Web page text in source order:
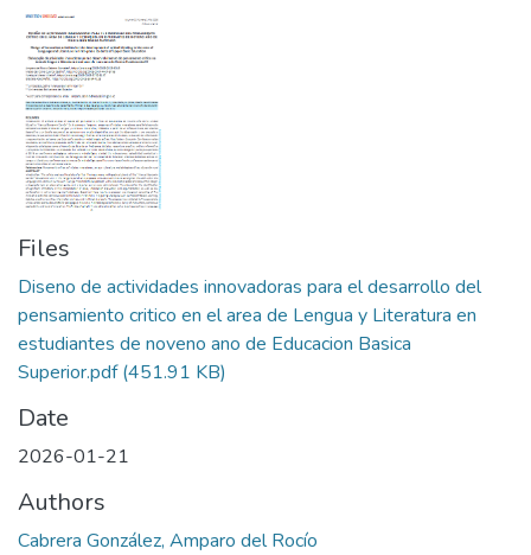
Files
Diseno de actividades innovadoras para el desarrollo del
pensamiento critico en el area de Lengua y Literatura en
estudiantes de noveno ano de Educacion Basica
Superior.pdf(451.91 KB)
Date
2026-01-21
Authors
Cabrera González, Amparo del Rocío